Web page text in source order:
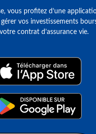
vous profitez d’une
vos investissements
contrat d’assurance vie.